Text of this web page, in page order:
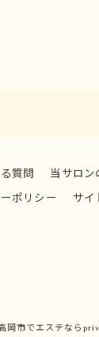
質問 当サロン
ポリシー サイ
岡市でエステなら